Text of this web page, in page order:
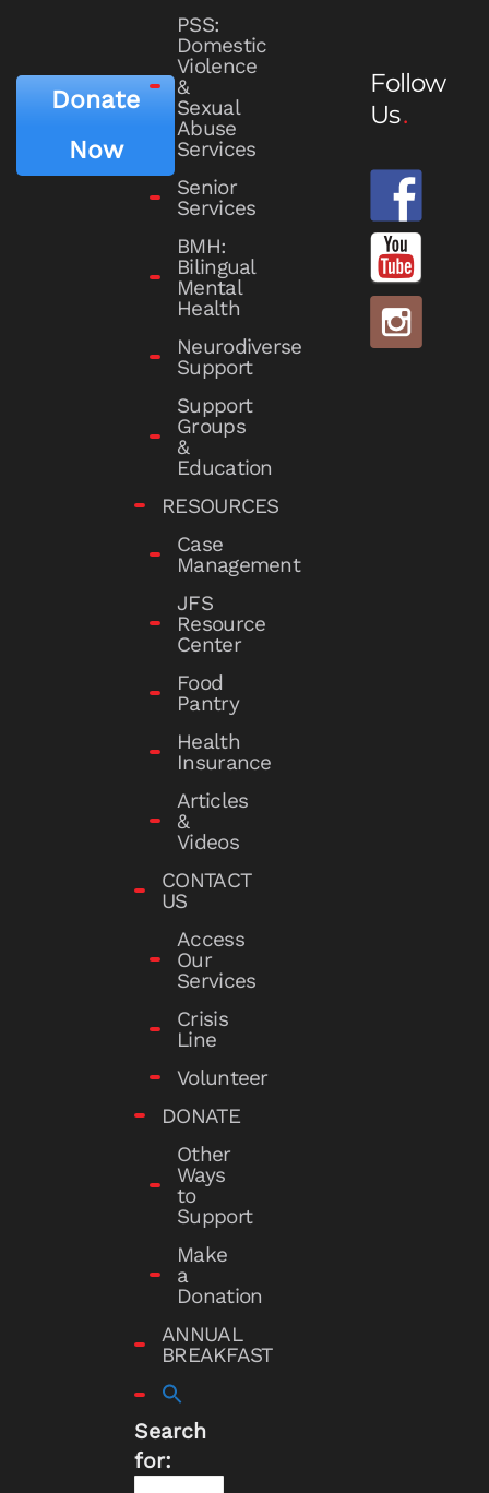
Donate
Now
PSS:
Domestic
Violence
&
Sexual
Abuse
Services
Senior
Services
BMH:
Bilingual
Mental
Health
Neurodiverse
Support
Support
Groups
&
Education
RESOURCES
Case
Management
JFS
Resource
Center
Food
Pantry
Health
Insurance
Articles
&
Videos
CONTACT
US
Access
Our
Services
Crisis
Line
Volunteer
DONATE
Other
Ways
to
Support
Make
a
Donation
ANNUAL
BREAKFAST
Search
for:
Follow
Us